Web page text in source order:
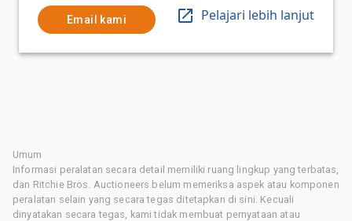
Email kami Pelajari lebih lanjut
Umum
Informasi peralatan secara detail memiliki ruang lingkup yang terbatas,
dan Ritchie Bros. Auctioneers belum memeriksa aspek atau komponen
peralatan selain yang secara tegas ditetapkan di sini. Kecuali
dinyatakan secara tegas, kami tidak membuat pernyataan atau